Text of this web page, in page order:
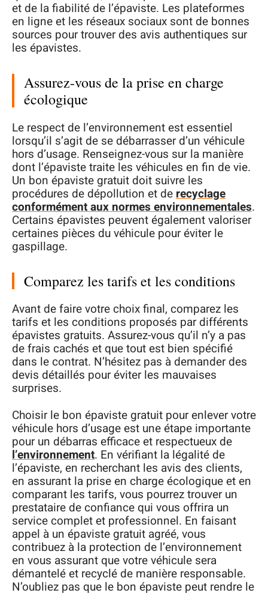
et de la fiabilité de l’épaviste. Les plateformes
en ligne et les réseaux sociaux sont de bonnes
sources pour trouver des avis authentiques sur
les épavistes.
Assurez-vous de la prise en charge
écologique
Le respect de l’environnement est essentiel
lorsqu’il s’agit de se débarrasser d’un véhicule
hors d’usage. Renseignez-vous sur la manière
dont l’épaviste traite les véhicules en fin de vie.
Un bon épaviste gratuit doit suivre les
procédures de dépollution et derecyclage
conformément aux normes environnementales.
Certains épavistes peuvent également valoriser
certaines pièces du véhicule pour éviter le
gaspillage.
Comparez les tarifs et les conditions
Avant de faire votre choix final, comparez les
tarifs et les conditions proposés par différents
épavistes gratuits. Assurez-vous qu’il n’y a pas
de frais cachés et que tout est bien spécifié
dans le contrat. N’hésitez pas à demander des
devis détaillés pour éviter les mauvaises
surprises.
Choisir le bon épaviste gratuit pour enlever votre
véhicule hors d’usage est une étape importante
pour un débarras efficace et respectueux de
l’environnement. En vérifiant la légalité de
l’épaviste, en recherchant les avis des clients,
en assurant la prise en charge écologique et en
comparant les tarifs, vous pourrez trouver un
prestataire de confiance qui vous offrira un
service complet et professionnel. En faisant
appel à un épaviste gratuit agréé, vous
contribuez à la protection de l’environnement
en vous assurant que votre véhicule sera
démantelé et recyclé de manière responsable.
N’oubliez pas que le bon épaviste peut rendre le